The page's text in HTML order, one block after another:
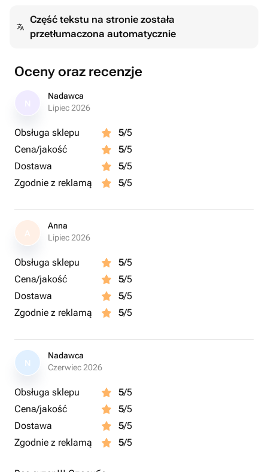
Część tekstu na stronie została
przetłumaczona automatycznie
Oceny oraz recenzje
Nadawca
Lipiec 2026
Obsługa sklepu 5/5
Cena/jakość
5/5
Dostawa
5/5
Zgodnie z reklamą
5/5
A
Anna
Lipiec 2026
Obsługa sklepu 5/5
Cena/jakość
5/5
Dostawa
5/5
Zgodnie z reklamą
5/5
N
Nadawca
Czerwiec 2026
Obsługa sklepu 5/5
Cena/jakość
5/5
Dostawa
5/5
Zgodnie z reklamą
5/5